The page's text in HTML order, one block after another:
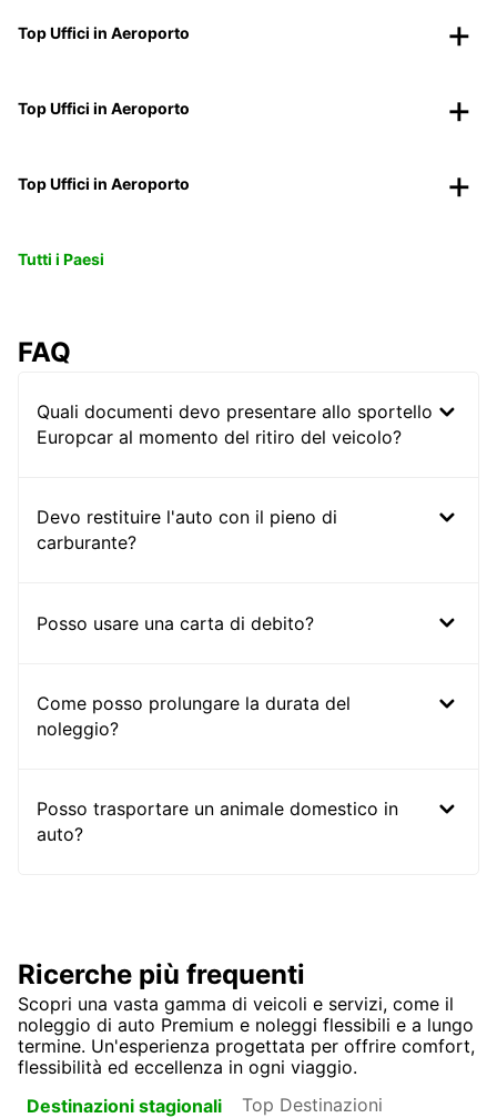
Top Uffici in Aeroporto
Top Uffici in Aeroporto
Top Uffici in Aeroporto
Tutti i Paesi
FAQ
Quali documenti devo presentare allo sportello
Europcar al momento del ritiro del veicolo?
Devo restituire l'auto con il pieno di
carburante?
Posso usare una carta di debito?
Come posso prolungare la durata del
noleggio?
Posso trasportare un animale domestico in
auto?
Ricerche più frequenti
Scopri una vasta gamma di veicoli e servizi, come il
noleggio di auto Premium e noleggi flessibili e a lungo
termine. Un'esperienza progettata per offrire comfort,
flessibilità ed eccellenza in ogni viaggio.
Destinazioni stagionali
Top Destinazioni